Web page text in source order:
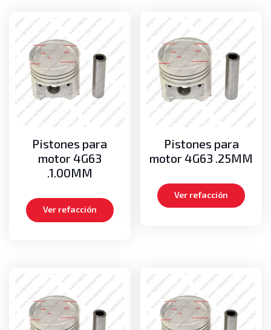
Mástil
Baleros de mástil
Bujes
Cadenas de mástil
Medias lunas
Pernos
Poleas guías de cadenas
Poleas guías de mangueras
Motor
Aros dentados
Bielas
Carteras de empaques, Kits de empaques
Cigueñales
Metales de biela
Pistones
Turbos
Volante o Flywheel
Pistones para
motor 4G63
.1.00MM
Ver refacción
Pistones para
motor 4G63 .25MM
Ver refacción